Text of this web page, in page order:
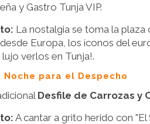
y Gastro Tunja VIP.
La nostalgia se toma la plaza
Europa, los íconos del
lujo verlos en Tunja!.
para el Despecho
Desfile de Carrozas y
A cantar a grito herido con "El